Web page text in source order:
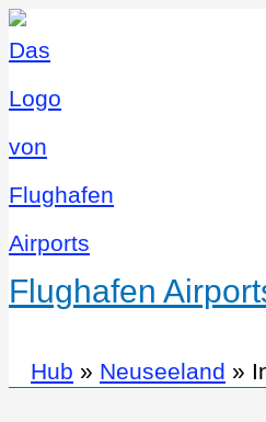
Flughafen
Hub » Neuseeland »